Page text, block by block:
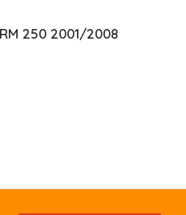
250 2001/2008